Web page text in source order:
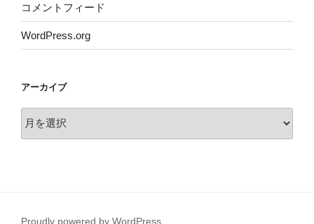
コメントフィード
WordPress.org
アーカイブ
ー
Proudly powered by WordPress